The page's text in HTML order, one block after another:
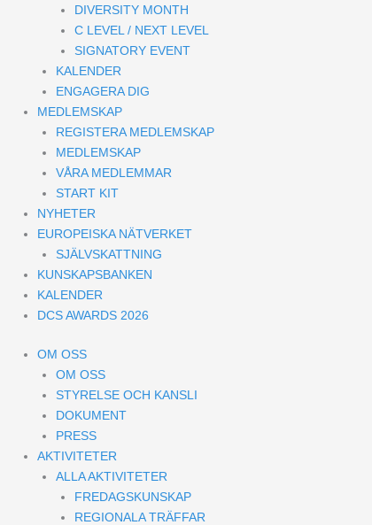
DIVERSITY MONTH
C LEVEL / NEXT LEVEL
SIGNATORY EVENT
KALENDER
ENGAGERA DIG
MEDLEMSKAP
REGISTERA MEDLEMSKAP
MEDLEMSKAP
VÅRA MEDLEMMAR
START KIT
NYHETER
EUROPEISKA NÄTVERKET
SJÄLVSKATTNING
KUNSKAPSBANKEN
KALENDER
DCS AWARDS 2026
OM OSS
OM OSS
STYRELSE OCH KANSLI
DOKUMENT
PRESS
AKTIVITETER
ALLA AKTIVITETER
FREDAGSKUNSKAP
REGIONALA TRÄFFAR